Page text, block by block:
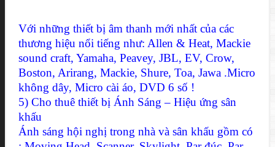
Với những thiết bị âm thanh mới nhất của các
thương hiệu nổi tiếng như: Allen & Heat, Mackie
sound craft, Yamaha, Peavey, JBL, EV, Crow,
Boston, Arirang, Mackie, Shure, Toa, Jawa .Micro
không dây, Micro cài áo, DVD 6 số !
5) Cho thuê thiết bị Ánh Sáng – Hiệu ứng sân
khấu
Ánh sáng hội nghị trong nhà và sân khấu gồm có